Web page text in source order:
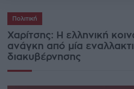
Πολιτική
Χαρίτσης: Η ελληνική
ανάγκη από μία
διακυβέρνησης